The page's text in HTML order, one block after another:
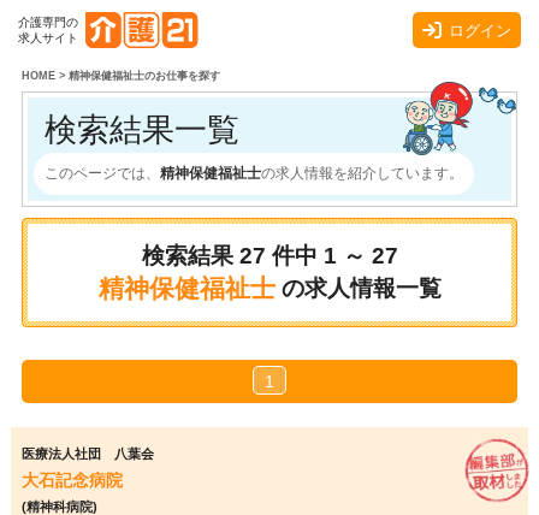
介護専門の
求人サイト
ログイン
HOME> 精神保健福祉士のお仕事を探す
検索結果一覧
このページでは、 精神保健福祉士の求人情報を紹介しています。
検索結果 27 件中 1 ～ 27
精神保健福祉士 の求人情報一覧
1
医療法人社団 八葉会
大石記念病院
(精神科病院)